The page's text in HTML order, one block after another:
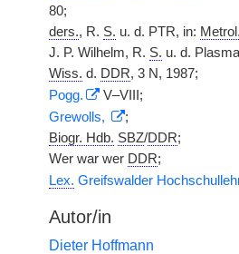
80;
ders., R. S. u. d. PTR, in: Metrol.
J. P. Wilhelm, R. S. u. d.
Wiss. d. DDR, 3 N, 1987;
Pogg.
V–VIII;
Grewolls,
;
Biogr. Hdb. SBZ/DDR;
Wer war wer DDR;
Lex. Greifswalder
Autor/in
Dieter Hoffmann